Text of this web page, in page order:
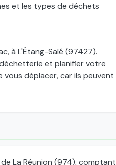
et les types de déchets
à L'Étang-Salé (97427).
et planifier votre
vous déplacer, car ils peuvent
La Réunion (974), comptant